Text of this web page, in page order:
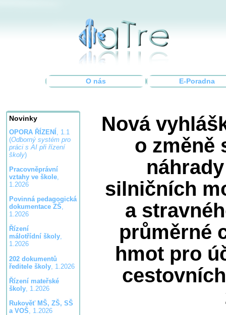
O nás E-Poradna
Novinky
OPORA ŘÍZENÍ , 1.1
(Odborný systém pro
práci s AI při řízení
školy)
Pracovněprávní
vztahy ve škole,
1.2026
Povinná pedagogická
dokumentace ZŠ,
1.2026
Řízení
málotřídní školy,
1.2026
202 dokumentů
ředitele školy, 1.2026
Řízení mateřské
školy, 1.2026
Rukověť MŠ, ZŠ, SŠ
a VOŠ, 1.2026
Nová
o změně
silničních
a
průměrné
hmot pro